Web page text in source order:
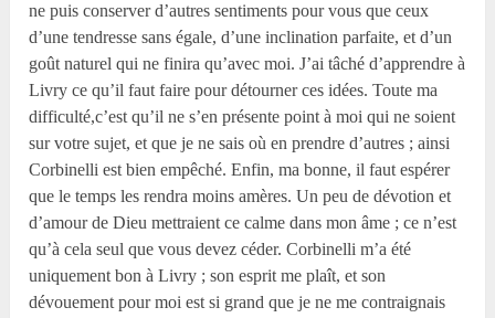
ne puis conserver d’autres sentiments pour vous que ceux
d’une tendresse sans égale, d’une inclination parfaite, et d’un
goût naturel qui ne finira qu’avec moi. J’ai tâché d’apprendre à
Livry ce qu’il faut faire pour détourner ces idées. Toute ma
difficulté,c’est qu’il ne s’en présente point à moi qui ne soient
sur votre sujet, et que je ne sais où en prendre d’autres ; ainsi
Corbinelli est bien empêché. Enfin, ma bonne, il faut espérer
que le temps les rendra moins amères. Un peu de dévotion et
d’amour de Dieu mettraient ce calme dans mon âme ; ce n’est
qu’à cela seul que vous devez céder. Corbinelli m’a été
uniquement bon à Livry ; son esprit me plaît, et son
dévouement pour moi est si grand que je ne me contraignais